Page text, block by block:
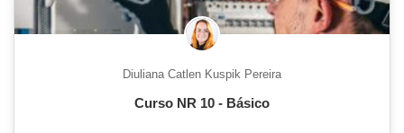
Diuliana Catlen Kuspik Pereira
Curso NR 10 - Básico